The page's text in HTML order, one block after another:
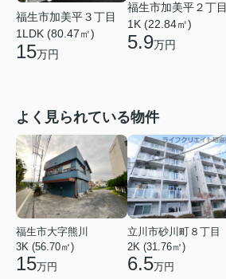
福生市加美平３丁目
1LDK (80.47㎡)
15万円
福生市加美平２丁目
1K (22.84㎡)
5.9万円
よく見られている物件
福生市大字熊川
3K (56.70㎡)
15万円
立川市砂川町８丁目
2K (31.76㎡)
6.5万円